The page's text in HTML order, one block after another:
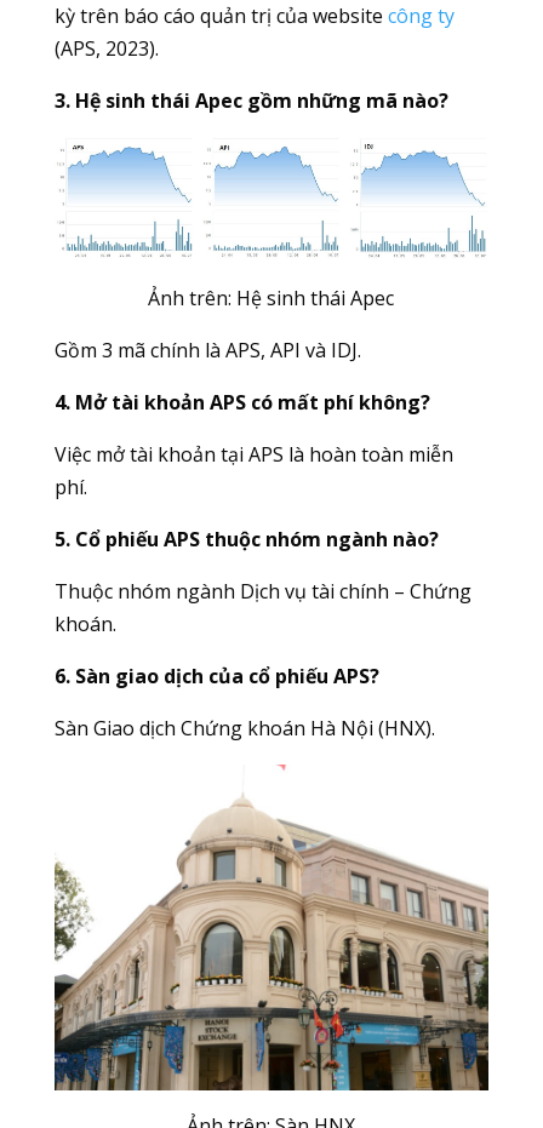
kỳ trên báo cáo quản trị của website công ty
(APS, 2023).
3. Hệ sinh thái Apec gồm những mã nào?
Ảnh trên: Hệ sinh thái Apec
Gồm 3 mã chính là APS, API và IDJ.
4. Mở tài khoản APS có mất phí không?
Việc mở tài khoản tại APS là hoàn toàn miễn
phí.
5. Cổ phiếu APS thuộc nhóm ngành nào?
Thuộc nhóm ngành Dịch vụ tài chính – Chứng
khoán.
6. Sàn giao dịch của cổ phiếu APS?
Sàn Giao dịch Chứng khoán Hà Nội (HNX).